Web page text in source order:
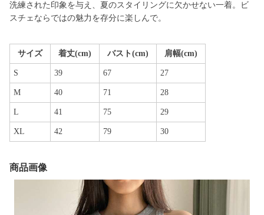
洗練された印象を与え、夏のスタイリングに欠かせない一着。ビ
スチェならではの魅力を存分に楽しんで。
サイズ 着丈(cm) バスト(cm) 肩幅(cm)
S 39 67 27
M 40 71 28
L 41 75 29
XL 42 79 30
商品画像